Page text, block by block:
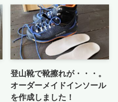
登山靴で靴擦れが・・・。
オーダーメイドインソール
を作成しました！